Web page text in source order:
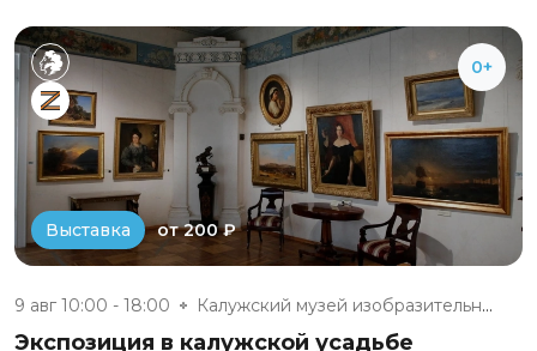
0+
Выставка от 200 ₽
9 авг 10:00 - 18:00 Калужский музей изобразительны...
Экспозиция в калужской усадьбе